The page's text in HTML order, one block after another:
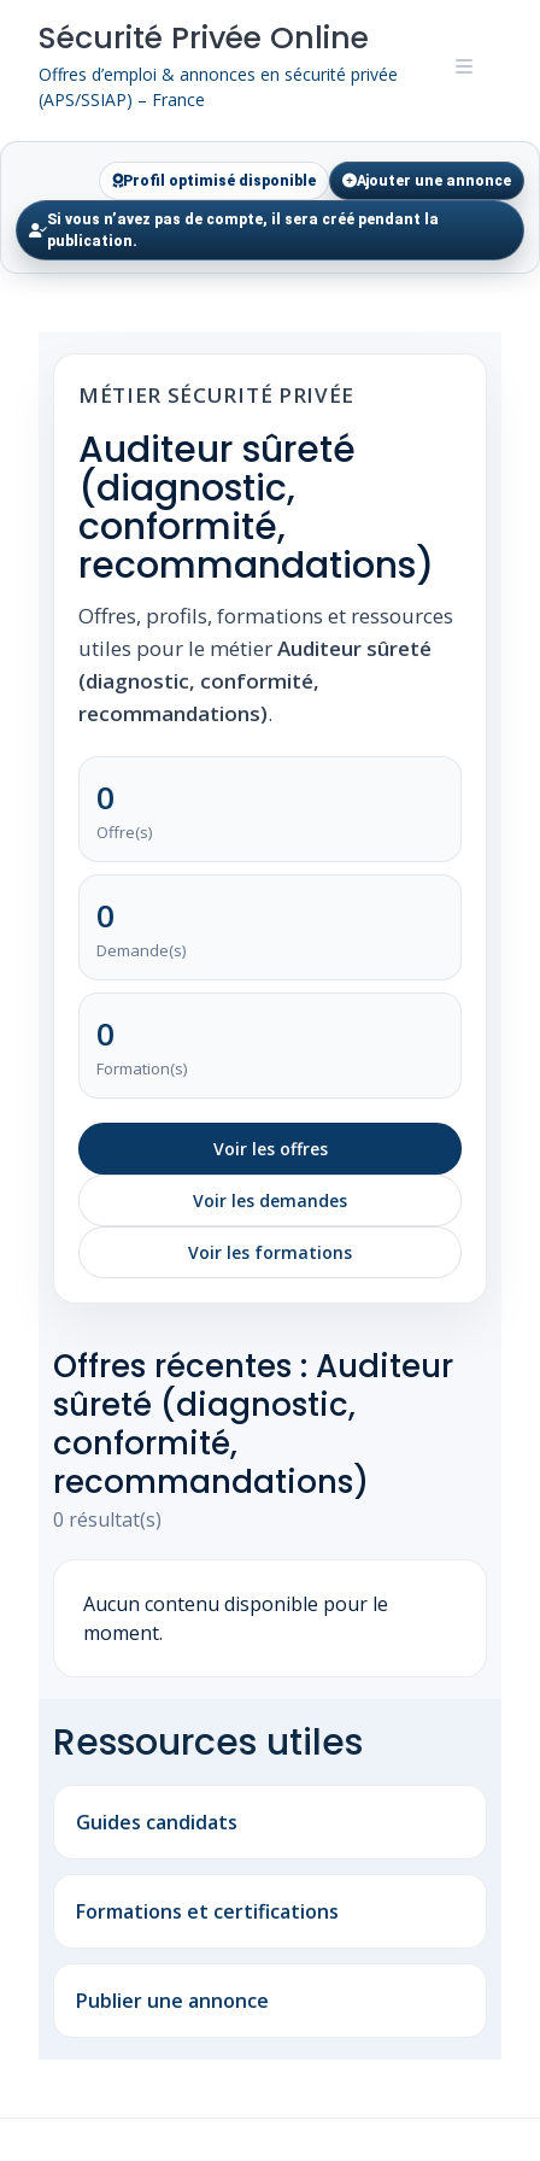
content
Sécurité Privée Online
Offres d’emploi & annonces en sécurité privée
(APS/SSIAP) – France
Profil optimisé disponible Ajouter une annonce
Si vous n’avez pas de compte, il sera créé pendant la
publication.
MÉTIER SÉCURITÉ PRIVÉE
Auditeur sûreté
(diagnostic,
conformité,
recommandations)
Offres, profils, formations et ressources
utiles pour le métierAuditeur sûreté
(diagnostic, conformité,
recommandations).
0
Offre(s)
0
Demande(s)
0
Formation(s)
Voir les offres
Voir les demandes
Voir les formations
Offres récentes : Auditeur
sûreté (diagnostic,
conformité,
recommandations)
0 résultat(s)
Aucun contenu disponible pour le
moment.
Ressources utiles
Guides candidats
Formations et certifications
Publier une annonce